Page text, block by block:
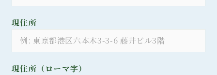
現住所
現住所（ローマ字）